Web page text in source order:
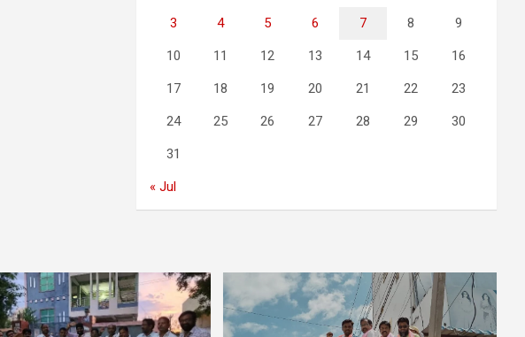
3 4 5 6 7 8 9
10 11 12 13 14 15 16
17 18 19 20 21 22 23
24 25 26 27 28 29 30
31
« Jul